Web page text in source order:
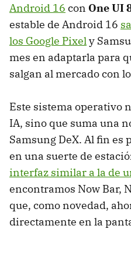
Android 16 con One UI
estable de Android 16
los Google Pixely
mes en adaptarla para
salgan al mercado con
Este sistema operativo
IA, sino que suma una
Samsung DeX. Al fin
en una suerte de
interfaz similar a la de
encontramos Now Bar,
que, como novedad,
directamente en la